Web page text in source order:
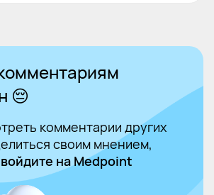
😔
комментарии других
своим мнением,
войдите на Medpoint